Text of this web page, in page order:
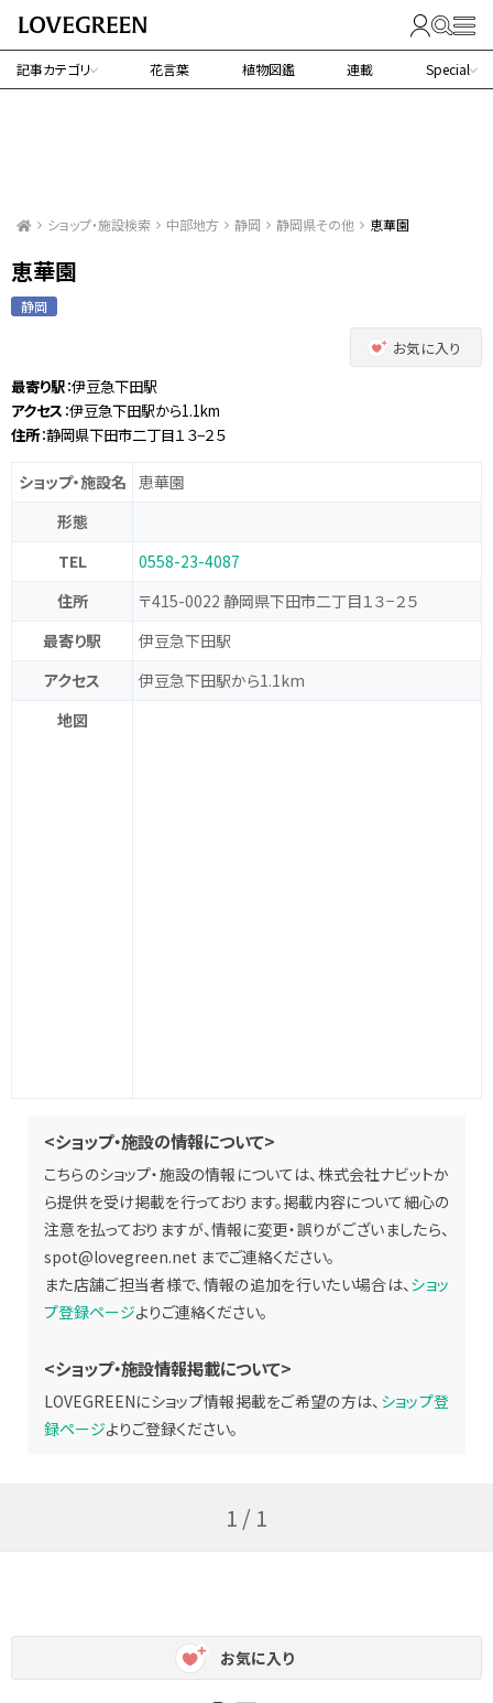
記事カテゴリ 花言葉 植物図鑑 連載 Special
ショップ・施設検索 中部地方 静岡 静岡県その他 恵華園
恵華園
静岡
お気に入り
最寄り駅：伊豆急下田駅
アクセス ：伊豆急下田駅から1.1km
住所：静岡県下田市二丁目１３−２５
ショップ・施設名 恵華園
形態
TEL
0558-23-4087
住所
〒415-0022 静岡県下田市二丁目１３−２５
最寄り駅
伊豆急下田駅
アクセス
伊豆急下田駅から1.1km
地図
<ショップ・施設の情報について>
こちらのショップ・施設の情報については、株式会社ナビットか
ら提供を受け掲載を行っております。掲載内容について細心の
注意を払っておりますが、情報に変更・誤りがございましたら、
spot@lovegreen.net までご連絡ください。
また店舗ご担当者様で、情報の追加を行いたい場合は、ショッ
プ登録ページよりご連絡ください。
<ショップ・施設情報掲載について>
LOVEGREENにショップ情報掲載をご希望の方は、 ショップ登
録ページよりご登録ください。
1 / 1
お気に入り